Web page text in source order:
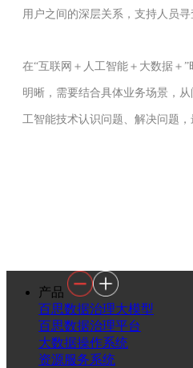
用户之间的深层关系，支持人员寻
在“互联网＋人工智能＋大数据＋
明晰，需要结合具体业务场景，
工智能技术认识问题、解决问题，
产品
百思数据治理大模型
百思数据治理平台
大数据操作系统
资源服务系统